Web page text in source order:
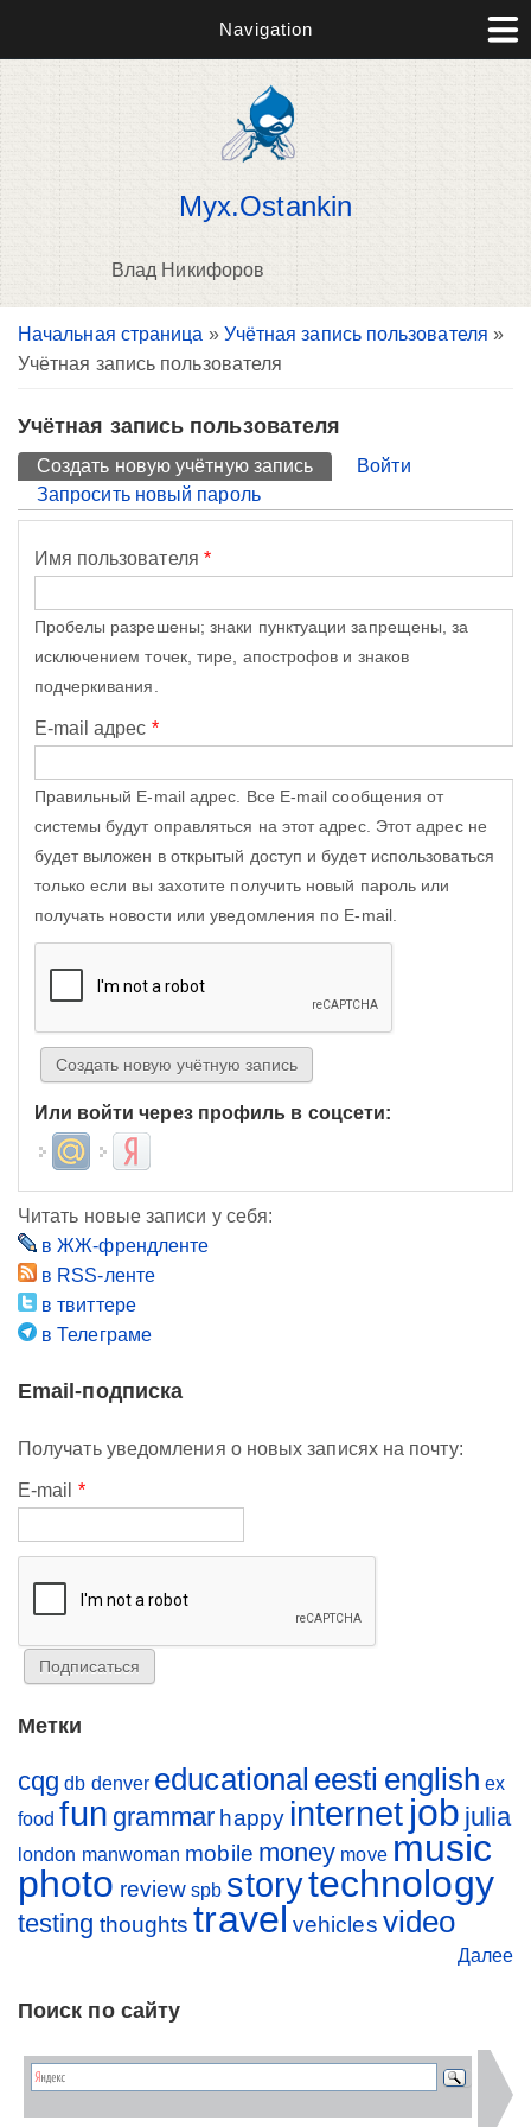
Navigation
Myx.Ostankin
Влад Никифоров
Вы здесь
Начальная страница » Учётная запись пользователя »
Учётная запись пользователя
Учётная запись пользователя
Главные вкладки
Создать новую учётную запись (активная вкладка)
Войти
Запросить новый пароль
Имя пользователя *
Пробелы разрешены; знаки пунктуации запрещены, за
исключением точек, тире, апострофов и знаков
подчеркивания.
E-mail адрес *
Правильный E-mail адрес. Все E-mail сообщения от
системы будут оправляться на этот адрес. Этот адрес не
будет выложен в открытый доступ и будет использоваться
только если вы захотите получить новый пароль или
получать новости или уведомления по E-mail.
Или войти через профиль в соцсети:
Login with Mail.ruLogin with Яндекс
Читать новые записи у себя:
в ЖЖ-френдленте
в RSS-ленте
в твиттере
в Телеграме
Email-подписка
Получать уведомления о новых записях на почту:
E-mail *
Метки
cqg db denver educational eesti english ex
food fun grammar happy internet job julia
london manwoman mobile money move music
photo review spb storytechnology
testing thoughts travel vehicles video
Далее
Поиск по сайту